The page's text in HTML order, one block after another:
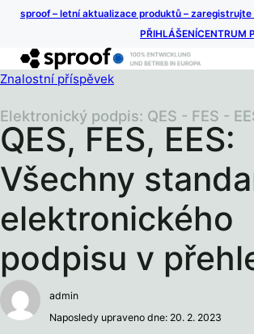
sproof – letní aktualizace produktů –
PŘIHLÁŠENÍCENTRUM
Znalostní příspěvek
QES, FES, EES:
Všechny
elektronického
podpisu v
Elektronický podpis: QES - FES -
admin
Naposledy upraveno dne: 20. 2. 2023